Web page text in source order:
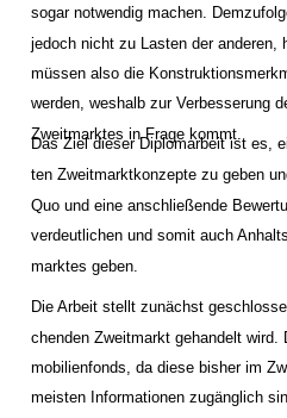
sogar notwendig machen.
jedoch nicht zu Lasten der anderen,
müssen also die
werden, weshalb zur Verbesserung
Zweitmarktes in Frage kommt.
Das Ziel dieser Diplomarbeit ist es,
ten Zweitmarktkonzepte zu geben
Quo und eine anschließende
verdeutlichen und somit auch
marktes geben.
Die Arbeit stellt zunächst
chenden Zweitmarkt gehandelt
mobilienfonds, da diese bisher im
meisten Informationen zugänglich